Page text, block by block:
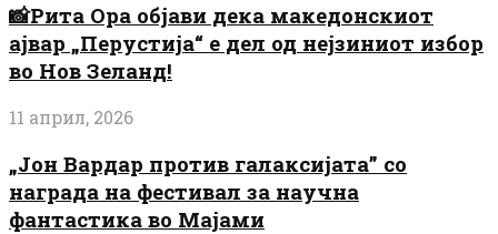
📸Рита Ора објави дека македонскиот
ајвар „Перустија“ е дел од нејзиниот избор
во Нов Зеланд!
11 април, 2026
„Јон Вардар против галаксијата” со
награда на фестивал за научна
фантастика во Мајами